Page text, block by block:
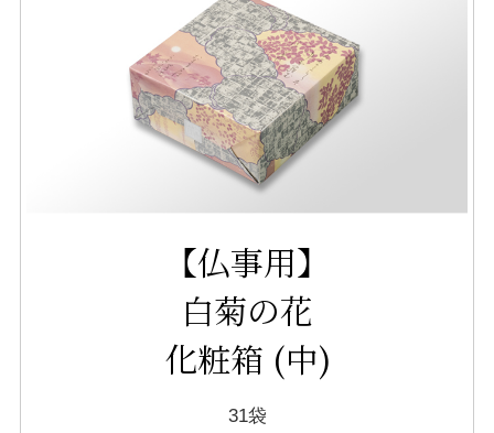
【仏事用】
白菊の花
化粧箱 (中)
31袋